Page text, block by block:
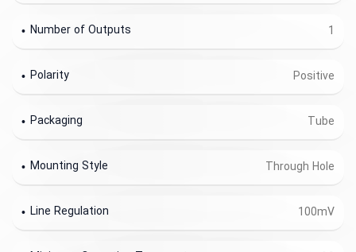
1
Number of Outputs
Positive
Polarity
Tube
Packaging
Through Hole
Mounting Style
100mV
Line Regulation